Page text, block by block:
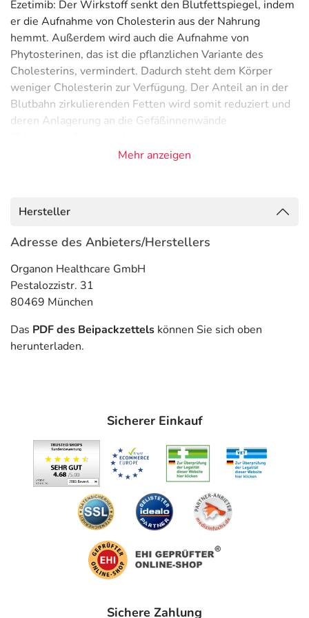
Ezetimib: Der Wirkstoff senkt den Blutfettspiegel, indem
er die Aufnahme von Cholesterin aus der Nahrung
hemmt. Außerdem wird auch die Aufnahme von
Phytosterinen, das ist die pflanzlichen Variante des
Cholesterins, vermindert. Dadurch steht dem Körper
weniger Cholesterin zur Verfügung. Der Anteil an in der
Blutbahn zirkulierenden Fetten wird somit reduziert und
deren Anlagerung an die Gefäßinnenwände
Nahrungsbestandteilen hemmt. Durch diesen
herbeigeführten Mangel an Cholesterin in den
Körperzellen wird im Folgenden mit der Nahrung
Cholesterin verstärkt von der Leber aufgenommen, dort
verarbeitet und anschließend ausgeschieden. Der Anteil
an in der Blutbahn zirkulierenden Fetten wird somit
("Verkalkung") vermindert. Die Zusammensetzung der
Blutfette wird außerdem zugunsten der besser
Anwendungsgebiete
- Vorbeugung von Herz-Kreislauf-Erkrankungen
- Erbliche erhöhte Fettkonzentration im Blut (vor allem
Cholesterin)
- Erhöhte Fettkonzentration im Blut (vor allem
Gegenanzeigen
Was spricht gegen eine Anwendung?
- Überempfindlichkeit gegen die Inhaltsstoffe
Mehr anzeigen
Hersteller
Adresse des Anbieters/Herstellers
Organon Healthcare GmbH
Pestalozzistr. 31
80469 München
Das PDF des Beipackzettels können Sie sich oben
herunterladen.
Sicherer Einkauf
Sichere Zahlung